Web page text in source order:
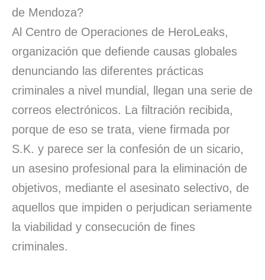
de Mendoza?
Al Centro de Operaciones de HeroLeaks,
organización que defiende causas globales
denunciando las diferentes prácticas
criminales a nivel mundial, llegan una serie de
correos electrónicos. La filtración recibida,
porque de eso se trata, viene firmada por
S.K. y parece ser la confesión de un sicario,
un asesino profesional para la eliminación de
objetivos, mediante el asesinato selectivo, de
aquellos que impiden o perjudican seriamente
la viabilidad y consecución de fines
criminales.